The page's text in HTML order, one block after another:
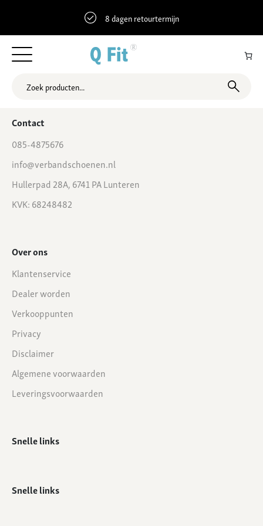
8 dagen retourtermijn
52.2699456 4.7469161 Dorpsstraat 16, Aalsmeer, Nederland
Contact
085-4875676
info@verbandschoenen.nl
Hullerpad 28A, 6741 PA Lunteren
KVK: 68248482
Over ons
Klantenservice
Dealer worden
Verkooppunten
Privacy
Disclaimer
Algemene voorwaarden
Leveringsvoorwaarden
Snelle links
Snelle links